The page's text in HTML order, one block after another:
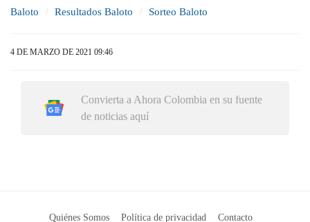
Baloto Resultados Baloto Sorteo Baloto
4 DE MARZO DE 2021 09:46
Convierta a Ahora Colombia en su fuente
de noticias aquí
Quiénes Somos Política de privacidad Contacto